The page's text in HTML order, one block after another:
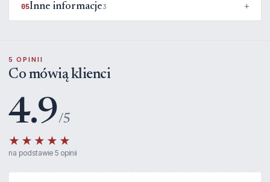
05Inne informacje3
5 OPINII
Co mówią klienci
4.9/5
★★★★★
na podstawie 5 opinii